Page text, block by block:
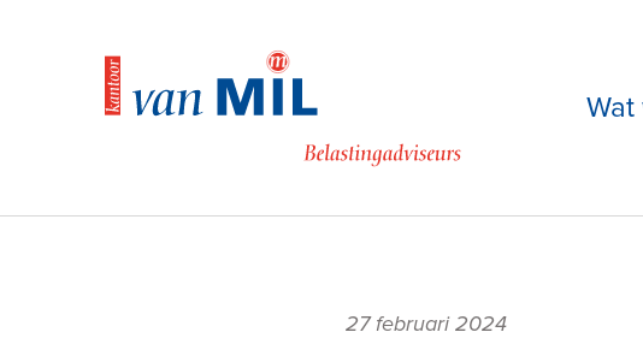
27 februari 2024